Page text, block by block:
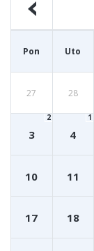
Pon Uto
27 28
3
2
4
1
10 11
17 18